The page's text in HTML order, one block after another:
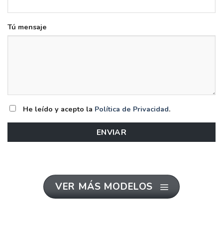
Tú mensaje
He leído y acepto la Política de Privacidad.
VER MÁS MODELOS